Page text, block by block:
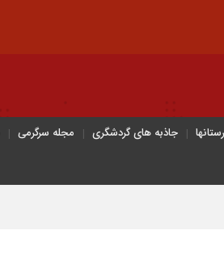
جاذبه های گردشگری مجله سرگرمی